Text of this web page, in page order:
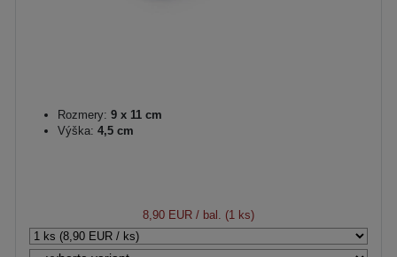
Rozmery: 9 x 11 cm
Výška: 4,5 cm
8,90 EUR / bal. (1 ks)